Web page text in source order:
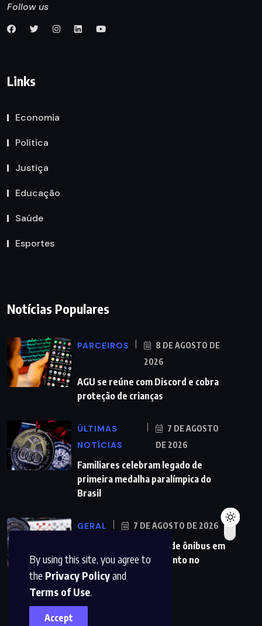
By using this site, you agree to
the Privacy Policyand
Terms of Use.
Accept
Follow us
Links
Economia
Política
Justiça
Educação
Saúde
Esportes
Notícias Populares
PARCEIROS
8 DE AGOSTO DE
2026
AGU se reúne com Discord e cobra
proteção de crianças
ÚLTIMAS
NOTÍCIAS
7 DE AGOSTO
DE 2026
Familiares celebram legado de
primeira medalha paralímpica do
Brasil
GERAL 7 DE AGOSTO DE 2026
PMs detêm motorista de ônibus em
SP após desentendimento no